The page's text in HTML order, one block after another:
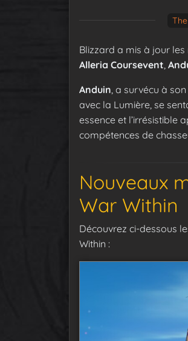
Blizzard a mis à jour
Alleria Coursevent
Anduin , a survécu à
avec la Lumière, se
essence et l’irrésistible
compétences de
Nouveaux
War Within
Découvrez ci-dessous
Within :